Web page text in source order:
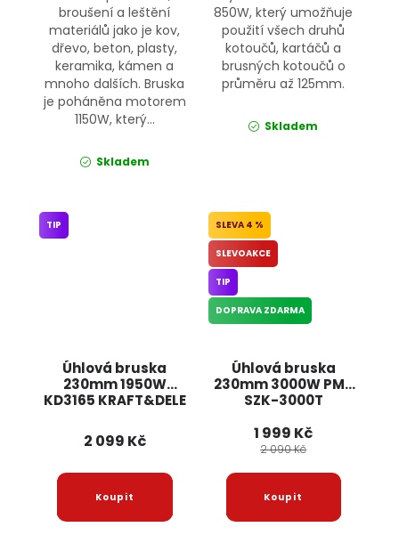
broušení a leštění
materiálů jako je kov,
dřevo, beton, plasty,
keramika, kámen a
mnoho dalších. Bruska
je poháněna motorem
1150W, který...
Skladem
850W, který umožňuje
použití všech druhů
kotoučů, kartáčů a
brusných kotoučů o
průměru až 125mm.
Skladem
Úhlová bruska
230mm 1950W
KD3165 KRAFT&DELE
TIP
2 099 Kč
Úhlová bruska
230mm 3000W PM-
SZK-3000T
4 %
SLEVOAKCE
TIP
DOPRAVA ZDARMA
1 999 Kč
2 090 Kč